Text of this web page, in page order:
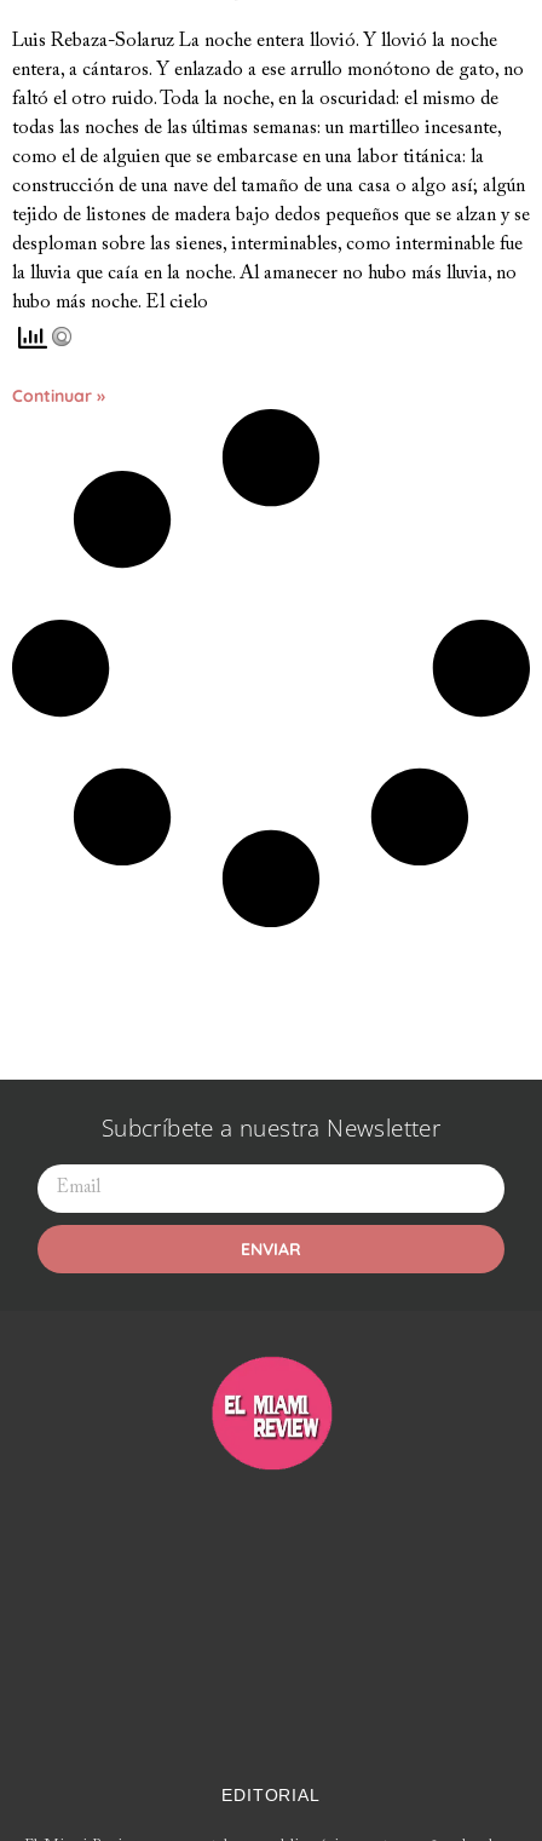
Luis Rebaza-Solaruz La noche entera llovió. Y llovió la noche
entera, a cántaros. Y enlazado a ese arrullo monótono de gato, no
faltó el otro ruido. Toda la noche, en la oscuridad: el mismo de
todas las noches de las últimas semanas: un martilleo incesante,
como el de alguien que se embarcase en una labor titánica: la
construcción de una nave del tamaño de una casa o algo así; algún
tejido de listones de madera bajo dedos pequeños que se alzan y se
desploman sobre las sienes, interminables, como interminable fue
la lluvia que caía en la noche. Al amanecer no hubo más lluvia, no
hubo más noche. El cielo
Continuar »
Subcríbete a nuestra Newsletter
ENVIAR
EDITORIAL